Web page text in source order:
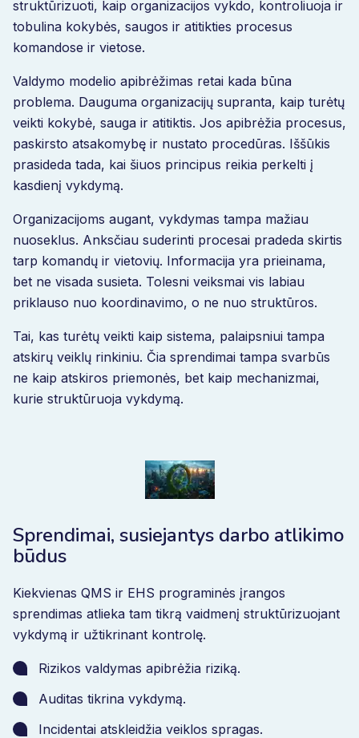
struktūrizuoti, kaip organizacijos vykdo, kontroliuoja ir
tobulina kokybės, saugos ir atitikties procesus
komandose ir vietose.
Valdymo modelio apibrėžimas retai kada būna
problema. Dauguma organizacijų supranta, kaip turėtų
veikti kokybė, sauga ir atitiktis. Jos apibrėžia procesus,
paskirsto atsakomybę ir nustato procedūras. Iššūkis
prasideda tada, kai šiuos principus reikia perkelti į
kasdienį vykdymą.
Organizacijoms augant, vykdymas tampa mažiau
nuoseklus. Anksčiau suderinti procesai pradeda skirtis
tarp komandų ir vietovių. Informacija yra prieinama,
bet ne visada susieta. Tolesni veiksmai vis labiau
priklauso nuo koordinavimo, o ne nuo struktūros.
Tai, kas turėtų veikti kaip sistema, palaipsniui tampa
atskirų veiklų rinkiniu. Čia sprendimai tampa svarbūs
ne kaip atskiros priemonės, bet kaip mechanizmai,
kurie struktūruoja vykdymą.
Sprendimai, susiejantys darbo atlikimo
būdus
Kiekvienas QMS ir EHS programinės įrangos
sprendimas atlieka tam tikrą vaidmenį struktūrizuojant
vykdymą ir užtikrinant kontrolę.
Rizikos valdymas apibrėžia riziką.
Auditas tikrina vykdymą.
Incidentai atskleidžia veiklos spragas.